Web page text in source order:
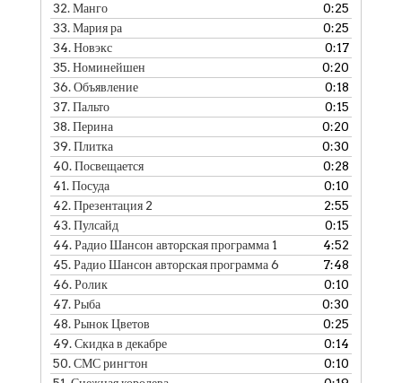
32.Манго
0:25
33.Мария ра
0:25
34.Новэкс
0:17
35.Номинейшен
0:20
36.Объявление
0:18
37.Пальто
0:15
38.Перина
0:20
39.Плитка
0:30
40.Посвещается
0:28
41.Посуда
0:10
42.Презентация 2
2:55
43.Пулсайд
0:15
44.Радио Шансон авторская программа 1
4:52
45.Радио Шансон авторская программа 6
7:48
46.Ролик
0:10
47.Рыба
0:30
48.Рынок Цветов
0:25
49.Скидка в декабре
0:14
50.СМС рингтон
0:10